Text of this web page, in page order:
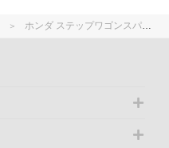
ホンダ ステップワゴンスパーダ RP3 前期とステップワゴンスパーダ・スパーダハイブリット RP3/RP5 後期のボンネットの相違点